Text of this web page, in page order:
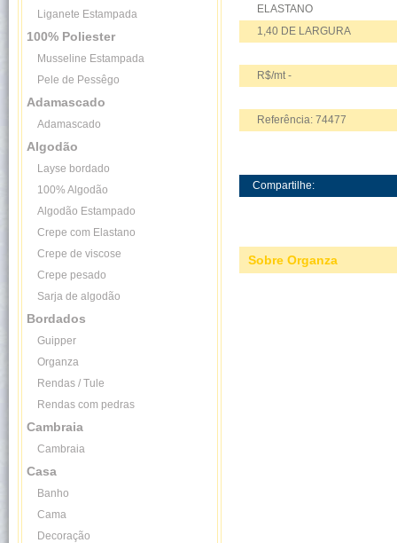
Liganete Estampada
100% Poliester
Musseline Estampada
Pele de Pessêgo
Adamascado
Adamascado
Algodão
Layse bordado
100% Algodão
Algodão Estampado
Crepe com Elastano
Crepe de viscose
Crepe pesado
Sarja de algodão
Bordados
Guipper
Organza
Rendas / Tule
Rendas com pedras
Cambraia
Cambraia
Casa
Banho
Cama
Decoração
ELASTANO
1,40 DE LARGURA
R$/mt -
Referência: 74477
Compartilhe:
Sobre Organza